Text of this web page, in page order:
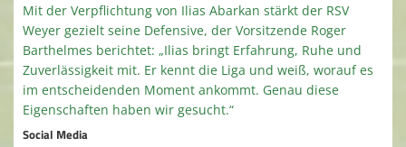
Mit der Verpflichtung von Ilias Abarkan stärkt der RSV
Weyer gezielt seine Defensive, der Vorsitzende Roger
Barthelmes berichtet: „Ilias bringt Erfahrung, Ruhe und
Zuverlässigkeit mit. Er kennt die Liga und weiß, worauf es
im entscheidenden Moment ankommt. Genau diese
Eigenschaften haben wir gesucht.“
Social Media